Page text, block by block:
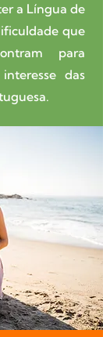
a Língua de
que
para
das